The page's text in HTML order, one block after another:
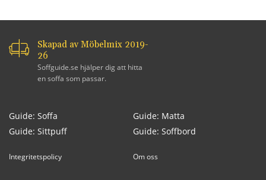
Skapad av Möbelmix 2019-
26
Soffguide.se hjälper dig att hitta
en soffa som passar.
Guide: Soffa
Guide: Matta
Guide: Sittpuff
Guide: Soffbord
Integritetspolicy Om oss